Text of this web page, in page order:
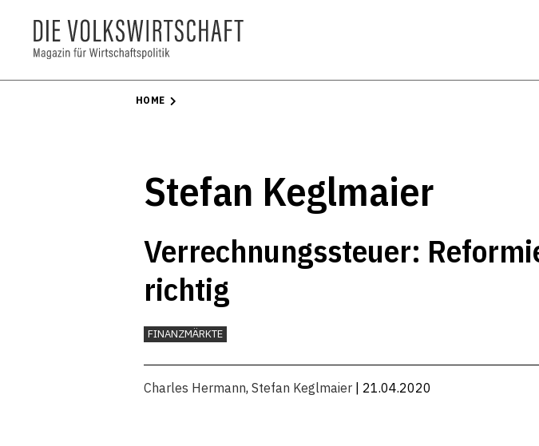
HOME
Stefan Keglmaier
Verrechnungssteuer:
richtig
FINANZMÄRKTE
Charles Hermann, Stefan Keglmaier | 21.04.2020